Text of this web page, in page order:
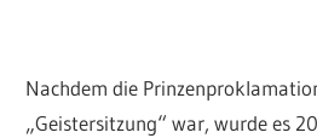
Nachdem die
„Geistersitzung“ war, wurde es